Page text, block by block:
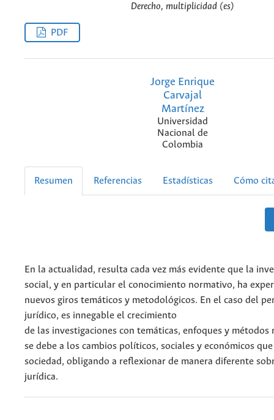
Derecho, multiplicidad (es)
PDF
Jorge Enrique
Carvajal
Martínez
Universidad
Nacional de
Colombia
Resumen Referencias Estadísticas Cómo
En la actualidad, resulta cada vez más evidente que la
social, y en particular el conocimiento normativo, ha
nuevos giros temáticos y metodológicos. En el caso del
jurídico, es innegable el crecimiento
de las investigaciones con temáticas, enfoques y métodos
se debe a los cambios políticos, sociales y económicos
sociedad, obligando a reflexionar de manera diferente
jurídica.